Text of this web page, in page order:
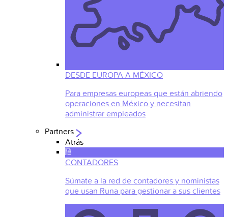
DESDE EUROPA A MÉXICO
Para empresas europeas que están abriendo
operaciones en México y necesitan
administrar empleados
Partners
Atrás
CONTADORES
Súmate a la red de contadores y noministas
que usan Runa para gestionar a sus clientes